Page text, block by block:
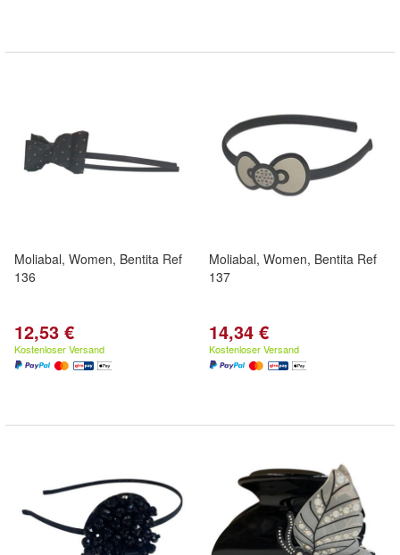
Moliabal, Women, Bentita Ref
136
12,53 €
Kostenloser Versand
Moliabal, Women, Bentita Ref
137
14,34 €
Kostenloser Versand